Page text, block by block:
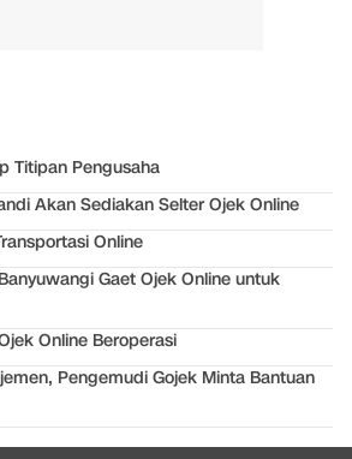
Titipan Pengusaha
Akan Sediakan Selter Ojek Online
Online
Gaet Ojek Online untuk
Online Beroperasi
Pengemudi Gojek Minta Bantuan